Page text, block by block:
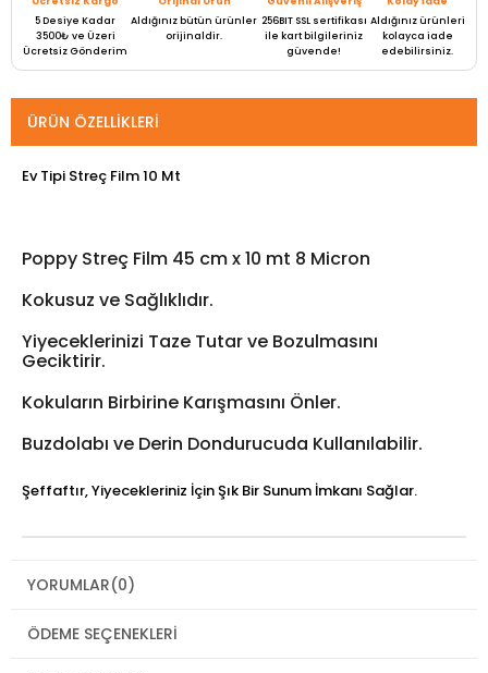
5 Desiye Kadar
3500₺ ve Üzeri
Ücretsiz Gönderim
Aldığınız bütün ürünler
orijinaldir.
256BIT SSL sertifikası
ile kart bilgileriniz
güvende!
Aldığınız ürünleri
kolayca iade
edebilirsiniz.
ÜRÜN ÖZELLIKLERI
Ev Tipi Streç Film 10 Mt
Poppy Streç Film 45 cm x 10 mt 8 Micron
Kokusuz ve Sağlıklıdır.
Yiyeceklerinizi Taze Tutar ve Bozulmasını
Geciktirir.
Kokuların Birbirine Karışmasını Önler.
Buzdolabı ve Derin Dondurucuda Kullanılabilir.
Şeffaftır, Yiyecekleriniz İçin Şık Bir Sunum İmkanı Sağlar.
YORUMLAR(0)
ÖDEME SEÇENEKLERI